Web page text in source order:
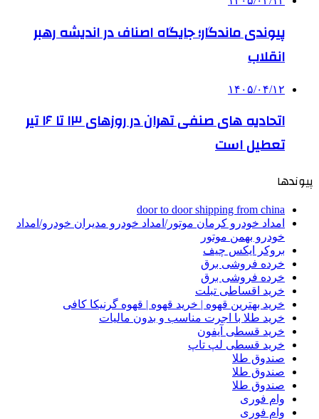
پیوندی ماندگار؛ جایگاه اصناف در اندیشه رهبر
انقلاب
۱۴۰۵/۰۴/۱۲
اتحادیه های صنفی تهران در روزهای ۱۳ تا ۱۶ تیر
تعطیل است
پیوندها
door to door shipping from china
امداد خودرو کرمان موتور/امداد خودرو مدیران خودرو/امداد
خودرو بهمن موتور
بروکر ایکس چیف
خرده فروشی برق
خرده فروشی برق
خرید اقساطی تبلت
خرید بهترین قهوه | خرید قهوه | قهوه گرنیکا کافی
خرید طلا با اجرت مناسب و بدون مالیات
خرید قسطی آیفون
خرید قسطی لپ تاپ
صندوق طلا
صندوق طلا
صندوق طلا
وام فوری
وام فوری